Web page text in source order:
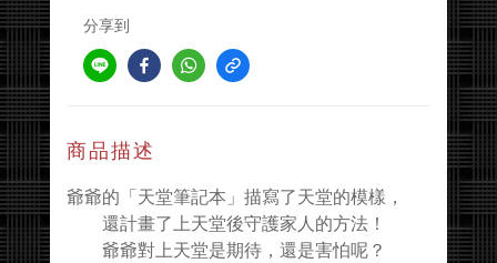
分享到
商品描述
爺爺的「天堂筆記本」描寫了天堂的模樣，
還計畫了上天堂後守護家人的方法！
爺爺對上天堂是期待，還是害怕呢？